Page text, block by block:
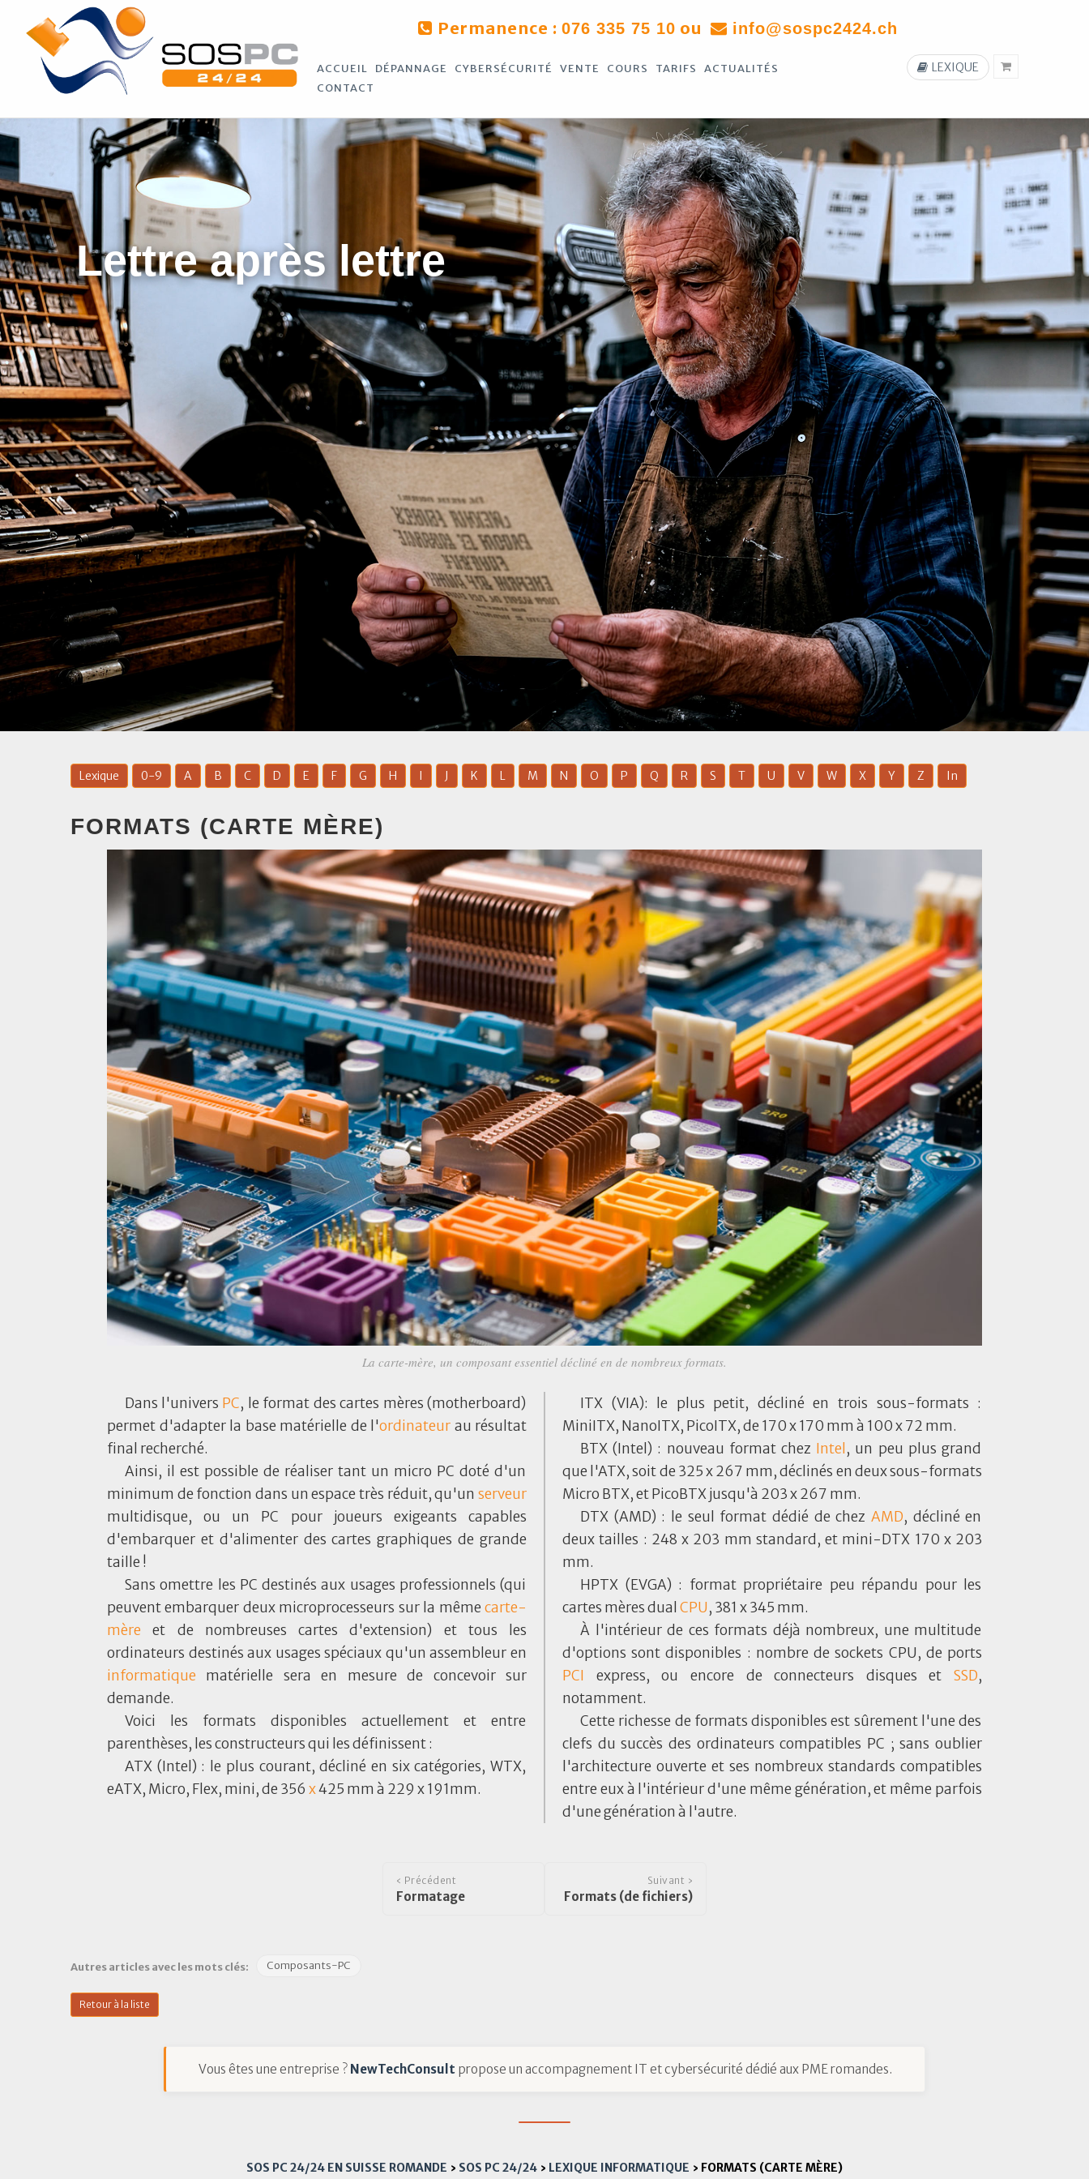
Permanence :076 335 75 10 ou info@sospc2424.ch
ACCUEIL DÉPANNAGE CYBERSÉCURITÉ VENTE COURS TARIFS
ACTUALITÉS
CONTACT
LEXIQUE
Lettre après lettre
Lexique 0-9 A B C D E F G H I J K L M N O P Q R S T U V W X Y Z In
FORMATS (CARTE MÈRE)
La carte-mère, un composant essentiel décliné en de nombreux formats.
Dans l'univers PC, le format des cartes mères (motherboard)
permet d'adapter la base matérielle de l'ordinateur au résultat
final recherché.
Ainsi, il est possible de réaliser tant un micro PC doté d'un
minimum de fonction dans un espace très réduit, qu'un serveur
multidisque, ou un PC pour joueurs exigeants capables
d'embarquer et d'alimenter des cartes graphiques de grande
taille !
Sans omettre les PC destinés aux usages professionnels (qui
peuvent embarquer deux microprocesseurs sur la même carte-
mère et de nombreuses cartes d'extension) et tous les
ordinateurs destinés aux usages spéciaux qu'un assembleur en
informatique matérielle sera en mesure de concevoir sur
demande.
Voici les formats disponibles actuellement et entre
parenthèses, les constructeurs qui les définissent :
ATX (Intel) : le plus courant, décliné en six catégories, WTX,
eATX, Micro, Flex, mini, de 356 x425 mm à 229 x 191mm.
ITX (VIA): le plus petit, décliné en trois sous-formats :
MiniITX, NanoITX, PicoITX, de 170 x 170 mm à 100 x 72 mm.
BTX (Intel) : nouveau format chez Intel , un peu plus grand
que l'ATX, soit de 325 x 267 mm, déclinés en deux sous-formats
Micro BTX, et PicoBTX jusqu'à 203 x 267 mm.
DTX (AMD) : le seul format dédié de chezAMD, décliné en
deux tailles : 248 x 203 mm standard, et mini-DTX 170 x 203
mm.
HPTX (EVGA) : format propriétaire peu répandu pour les
cartes mères dual CPU, 381 x 345 mm.
À l'intérieur de ces formats déjà nombreux, une multitude
d'options sont disponibles : nombre de sockets CPU, de ports
PCI express, ou encore de connecteurs disques et SSD,
notamment.
Cette richesse de formats disponibles est sûrement l'une des
clefs du succès des ordinateurs compatibles PC ; sans oublier
l'architecture ouverte et ses nombreux standards compatibles
entre eux à l'intérieur d'une même génération, et même parfois
d'une génération à l'autre.
‹ Précédent
Formatage
Suivant ›
Formats (de fichiers)
Autres articles avec les mots clés: Composants-PC
Retour à la liste
Vous êtes une entreprise ? NewTechConsult propose un accompagnement IT et cybersécurité dédié aux PME romandes.
SOS PC 24/24 EN SUISSE ROMANDE › SOS PC 24/24 › LEXIQUE INFORMATIQUE › FORMATS (CARTE MÈRE)